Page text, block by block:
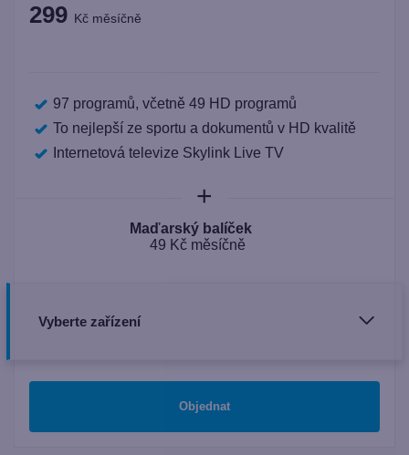
299 Kč měsíčně
97 programů, včetně 49 HD programů
To nejlepší ze sportu a dokumentů v HD kvalitě
Internetová televize Skylink Live TV
+
Maďarský balíček
49 Kč měsíčně
Vyberte zařízení
Objednat